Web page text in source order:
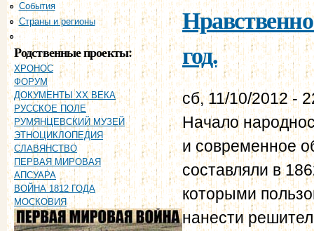
События
Страны и регионы
Хронология
Родственные проекты:
ХРОНОС
ФОРУМ
ДОКУМЕНТЫ XX ВЕКА
РУССКОЕ ПОЛЕ
РУМЯНЦЕВСКИЙ МУЗЕЙ
ЭТНОЦИКЛОПЕДИЯ
СЛАВЯНСТВО
ПЕРВАЯ МИРОВАЯ
АПСУАРА
ВОЙНА 1812 ГОДА
МОСКОВИЯ
год.
сб, 11/10/2012 -
Начало
и современное
составляли в
которыми
нанести